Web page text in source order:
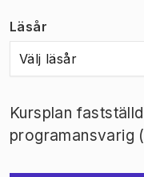
Läsår
Välj läsår
Kursplan
programansvarig